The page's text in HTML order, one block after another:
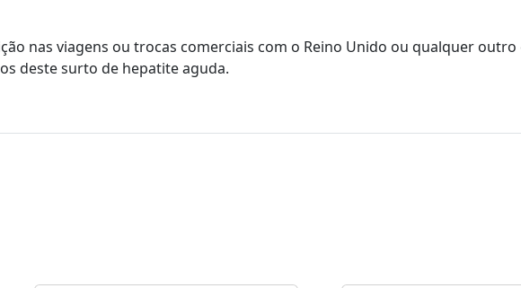
nas viagens ou trocas comerciais com o Reino Unido ou qualquer outro
deste surto de hepatite aguda.